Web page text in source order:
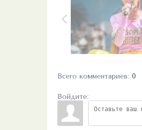
Всего комментариев: 0
Войдите: